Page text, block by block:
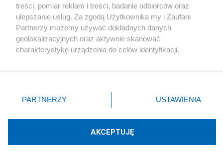
Komentarze
POKAŻ KOMENTARZE (16)
treści, pomiar reklam i treści, badanie odbiorców oraz
ulepszanie usług. Za zgodą Użytkownika my i Zaufani
Partnerzy możemy używać dokładnych danych
geolokalizacyjnych oraz aktywnie skanować
charakterystykę urządzenia do celów identyfikacji.
zmienić/wycofać klikając przycisk ustawień prywatności
znajdujący się w lewym dolnym rogu strony
rodzaje przetwarzania danych nie wymagają zgody
użytkownika, ale masz prawo sprzeciwić się takiemu
PARTNERZY USTAWIENIA
AKCEPTUJĘ